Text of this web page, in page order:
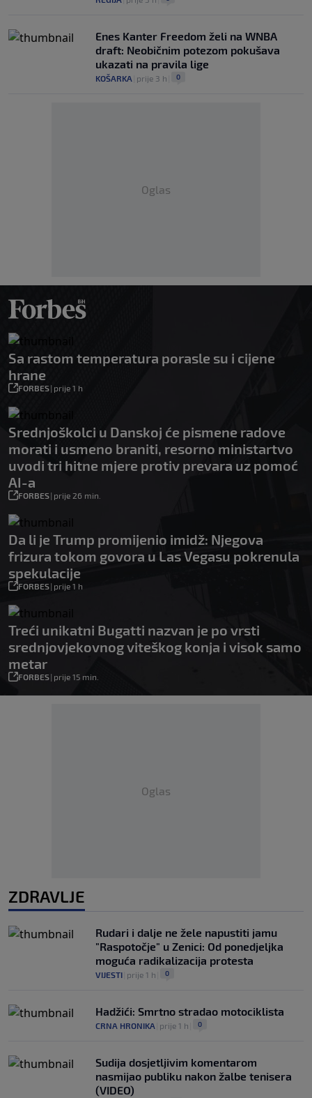
Enes Kanter Freedom želi na WNBA
draft: Neobičnim potezom pokušava
ukazati na pravila lige
KOŠARKA prije 3 h 0
Oglas
Sa rastom temperatura porasle su i cijene
hrane
FORBES| prije 1 h
Srednjoškolci u Danskoj će pismene radove
morati i usmeno braniti, resorno ministartvo
uvodi tri hitne mjere protiv prevara uz pomoć
AI-a
FORBES| prije 26 min.
Da li je Trump promijenio imidž: Njegova
frizura tokom govora u Las Vegasu pokrenula
spekulacije
FORBES| prije 1 h
Treći unikatni Bugatti nazvan je po vrsti
srednjovjekovnog viteškog konja i visok samo
metar
FORBES| prije 15 min.
Oglas
ZDRAVLJE
Rudari i dalje ne žele napustiti jamu
"Raspotočje" u Zenici: Od ponedjeljka
moguća radikalizacija protesta
VIJESTI prije 1 h 0
Hadžići: Smrtno stradao motociklista
CRNA HRONIKA prije 1 h 0
Sudija dosjetljivim komentarom
nasmijao publiku nakon žalbe tenisera
(VIDEO)